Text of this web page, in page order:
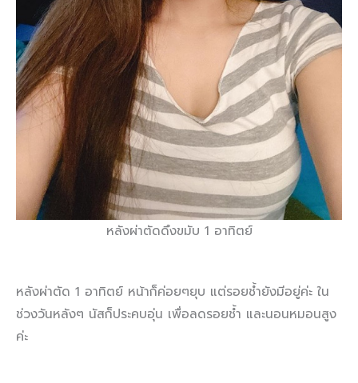
หลังผ่าตัดดึงขมับ 1 อาทิตย์
หลังผ่าตัด 1 อาทิตย์ หน้าก็ค่อยๆยุบ แต่รอยช้ำยังมีอยู่ค่ะ ใน
ช่วงวันหลังๆ นัสก็ประคบอุ่น เพื่อลดรอยช้ำ และนอนหมอนสูง
ค่ะ